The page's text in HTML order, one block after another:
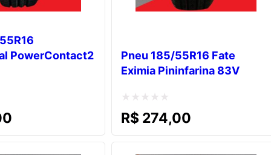
PowerContact2
Pneu 185/55R16 Fate
Eximia Pininfarina 83V
Avaliação
R$ 274,00